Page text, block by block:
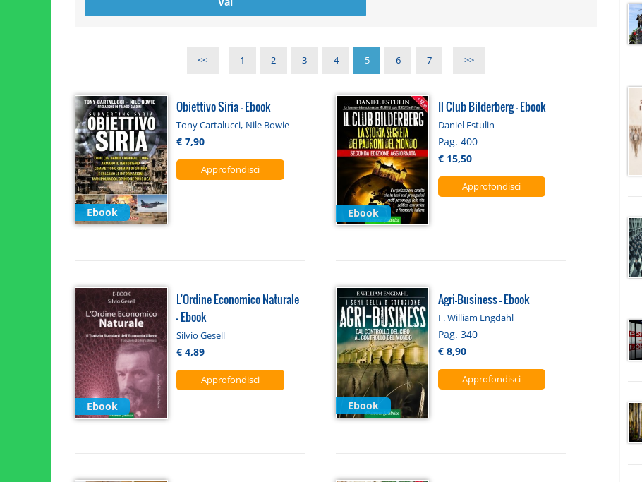
<< 1 2 3 4 5 6 7 >>
Ebook
Obiettivo Siria - Ebook
Tony Cartalucci, Nile Bowie
€ 7,90
Approfondisci
Ebook
Il Club Bilderberg - Ebook
Daniel Estulin
Pag. 400
€ 15,50
Approfondisci
Ebook
L'Ordine Economico Naturale
- Ebook
Silvio Gesell
€ 4,89
Approfondisci
Ebook
Agri-Business - Ebook
F. William Engdahl
Pag. 340
€ 8,90
Approfondisci